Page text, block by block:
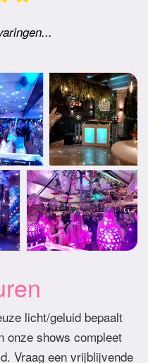
licht/geluid bepaalt
onze shows compleet
Vraag een vrijblijvende